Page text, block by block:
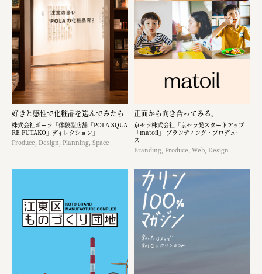
好きと感性で化粧品を選んでみたら
株式会社ポーラ「体験型店舗「POLA SQUA
RE FUTAKO」ディレクション」
Produce, Design, Planning, Space
正面から向き合ってみる。
京セラ株式会社「京セラ発スタートアップ
「matoil」 ブランディング・プロデュー
ス」
Branding, Produce, Web, Design